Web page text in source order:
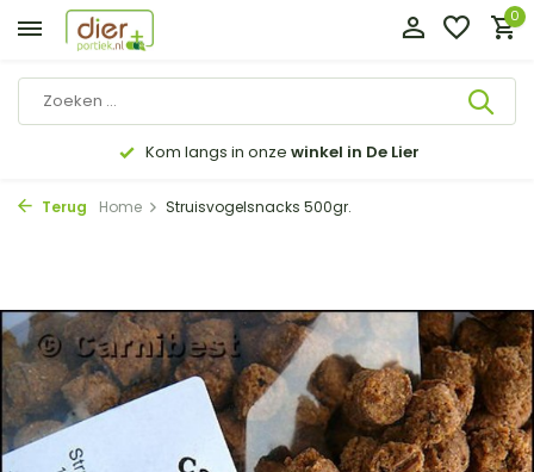
0
Kom langs in onze winkel in De Lier
Terug Home Struisvogelsnacks 500gr.